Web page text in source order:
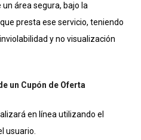
área segura, bajo la
presta ese servicio, teniendo
y no visualización
un Cupón de Oferta
en línea utilizando el
usuario.